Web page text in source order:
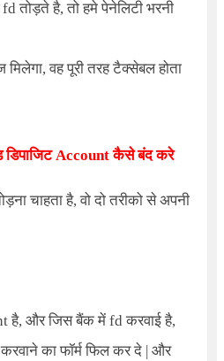
तोड़ते है, तो हमे पेनेलिटी भरनी
मिलेगा,वह पूरी तरह टैक्सेबल होता
डिपाजिट Account कैसे बंद करे
चाहता है, वो दो तरीको से अपनी
है, और जिस बैंक में fd करवाई है,
का फॉर्म फिल कर दे | और